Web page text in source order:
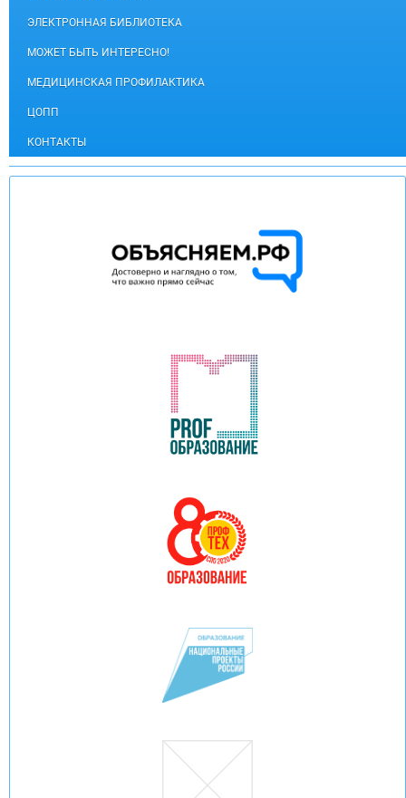
ЭЛЕКТРОННАЯ БИБЛИОТЕКА
МОЖЕТ БЫТЬ ИНТЕРЕСНО!
МЕДИЦИНСКАЯ ПРОФИЛАКТИКА
ЦОПП
КОНТАКТЫ